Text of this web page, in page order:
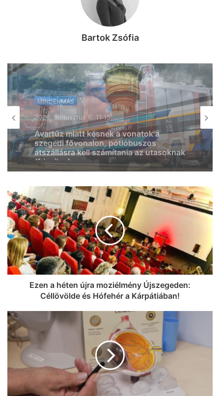
Bartok Zsófia
MINDENMÁS
2026, augusztus 6. 10:41
Tűz ütött ki egy lakóház pincéjében
Szentesen, légzésvédelem mellett
oltottak a tűzoltók
Ezen a héten újra moziélmény Újszegeden:
Céllövölde és Hófehér a Kárpátiában!